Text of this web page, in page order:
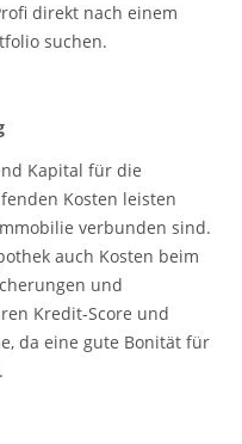
direkt nach einem
suchen.
Kapital für die
Kosten leisten
verbunden sind.
auch Kosten beim
und
Kredit-Score und
da eine gute Bonität für